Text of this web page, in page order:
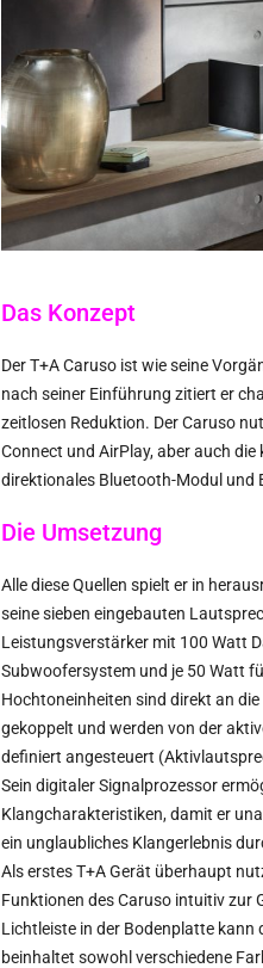
Das Konzept
Der T+A Caruso ist wie seine
nach seiner Einführung zitiert er
zeitlosen Reduktion. Der Caruso
Connect und AirPlay, aber auch
direktionales Bluetooth-Modul und
Die Umsetzung
Alle diese Quellen spielt er in
seine sieben eingebauten
Leistungsverstärker mit 100 Watt
Subwoofersystem und je 50 Watt
Hochtoneinheiten sind direkt an
gekoppelt und werden von der
definiert angesteuert
Sein digitaler Signalprozessor
Klangcharakteristiken, damit er
ein unglaubliches Klangerlebnis
Als erstes T+A Gerät überhaupt
Funktionen des Caruso intuitiv zur
Lichtleiste in der Bodenplatte kann
beinhaltet sowohl verschiedene